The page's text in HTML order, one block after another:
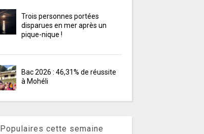
Trois personnes portées
disparues en mer après un
pique-nique !
Bac 2026 : 46,31% de réussite
à Mohéli
Populaires cette semaine